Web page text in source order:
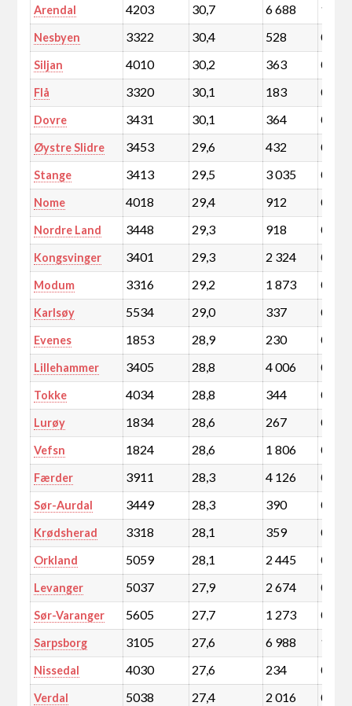
Arendal 4203 30,7 6 688 1,2
Nesbyen 3322 30,4 528 0,1
Siljan 4010 30,2 363 0,1
Flå 3320 30,1 183 0,0
Dovre 3431 30,1 364 0,1
Øystre Slidre 3453 29,6 432 0,1
Stange 3413 29,5 3 035 0,5
Nome 4018 29,4 912 0,2
Nordre Land 3448 29,3 918 0,2
Kongsvinger 3401 29,3 2 324 0,4
Modum 3316 29,2 1 873 0,3
Karlsøy 5534 29,0 337 0,1
Evenes 1853 28,9 230 0,0
Lillehammer 3405 28,8 4 006 0,7
Tokke 4034 28,8 344 0,1
Lurøy 1834 28,6 267 0,0
Vefsn 1824 28,6 1 806 0,3
Færder 3911 28,3 4 126 0,7
Sør-Aurdal 3449 28,3 390 0,1
Krødsherad 3318 28,1 359 0,1
Orkland 5059 28,1 2 445 0,4
Levanger 5037 27,9 2 674 0,5
Sør-Varanger 5605 27,7 1 273 0,2
Sarpsborg 3105 27,6 6 988 1,2
Nissedal 4030 27,6 234 0,0
Verdal 5038 27,4 2 016 0,4